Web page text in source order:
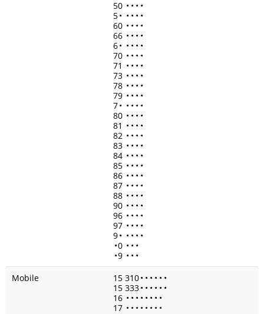
50 • • • •
5• • • • •
60 • • • •
66 • • • •
6• • • • •
70 • • • •
71 • • • •
73 • • • •
78 • • • •
79 • • • •
7• • • • •
80 • • • •
81 • • • •
82 • • • •
83 • • • •
84 • • • •
85 • • • •
86 • • • •
87 • • • •
88 • • • •
90 • • • •
96 • • • •
97 • • • •
9• • • • •
•0 • • •
•9 • • •
Mobile
15 310• • • • • •
15 333• • • • • •
16 • • • • • • • •
17 • • • • • • • •